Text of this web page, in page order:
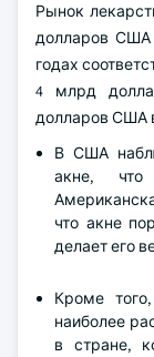
Рынок
долларов США
годах
4 млрд
долларов США
В США
акне,
что акне
делает его
Кроме
наиболее
в стране,